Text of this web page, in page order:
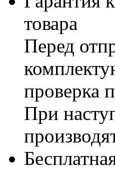
товара
Перед
проверка
При